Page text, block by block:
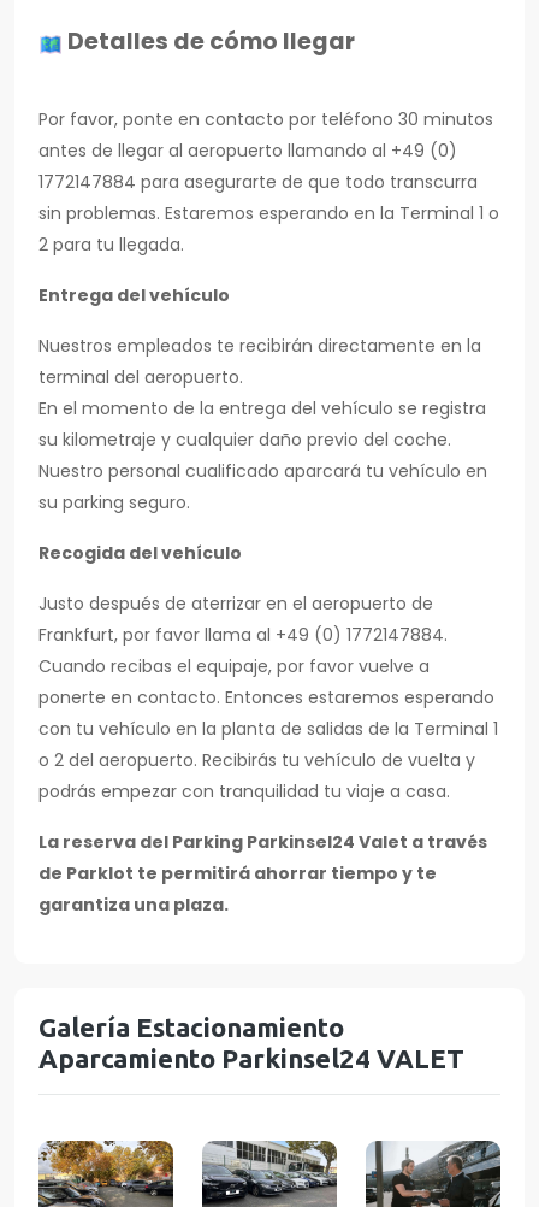
Detalles de cómo llegar
Por favor, ponte en contacto por teléfono 30 minutos
antes de llegar al aeropuerto llamando al +49 (0)
1772147884 para asegurarte de que todo transcurra
sin problemas. Estaremos esperando en la Terminal 1 o
2 para tu llegada.
Entrega del vehículo
Nuestros empleados te recibirán directamente en la
terminal del aeropuerto.
En el momento de la entrega del vehículo se registra
su kilometraje y cualquier daño previo del coche.
Nuestro personal cualificado aparcará tu vehículo en
su parking seguro.
Recogida del vehículo
Justo después de aterrizar en el aeropuerto de
Frankfurt, por favor llama al +49 (0) 1772147884.
Cuando recibas el equipaje, por favor vuelve a
ponerte en contacto. Entonces estaremos esperando
con tu vehículo en la planta de salidas de la Terminal 1
o 2 del aeropuerto. Recibirás tu vehículo de vuelta y
podrás empezar con tranquilidad tu viaje a casa.
La reserva del Parking Parkinsel24 Valet a través
de Parklot te permitirá ahorrar tiempo y te
garantiza una plaza.
Galería Estacionamiento
Aparcamiento Parkinsel24 VALET